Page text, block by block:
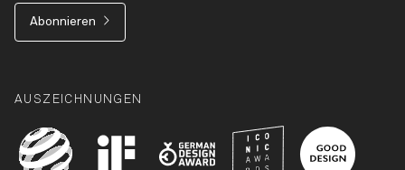
Abonnieren
AUSZEICHNUNGEN